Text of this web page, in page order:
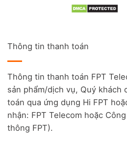
Thông tin thanh toán
Thông tin thanh toán FPT
sản phẩm/dịch vụ, Quý khách
toán qua ứng dụng Hi FPT
nhận: FPT Telecom hoặc
thông FPT).